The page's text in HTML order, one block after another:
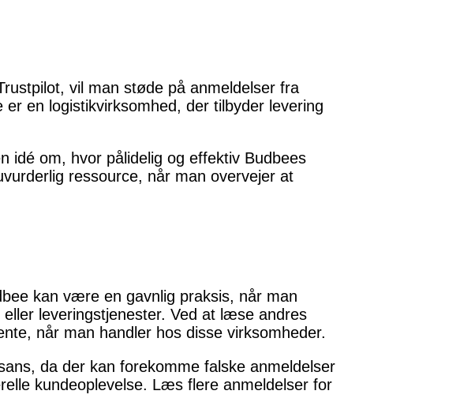
vil man støde på anmeldelser fra
en logistikvirksomhed, der tilbyder levering
om, hvor pålidelig og effektiv Budbees
ressource, når man overvejer at
kan være en gavnlig praksis, når man
leveringstjenester. Ved at læse andres
når man handler hos disse virksomheder.
da der kan forekomme falske anmeldelser
kundeoplevelse. Læs flere anmeldelser for